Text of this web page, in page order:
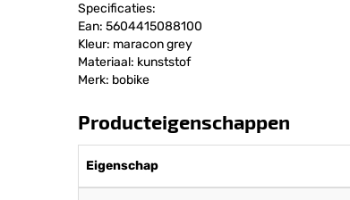
Specificaties:
Ean: 5604415088100
Kleur: maracon grey
Materiaal: kunststof
Merk: bobike
Producteigenschappen
Eigenschap